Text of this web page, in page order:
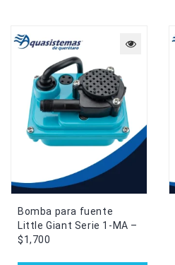
Bomba para fuente
Little Giant Serie 1-MA –
$1,700